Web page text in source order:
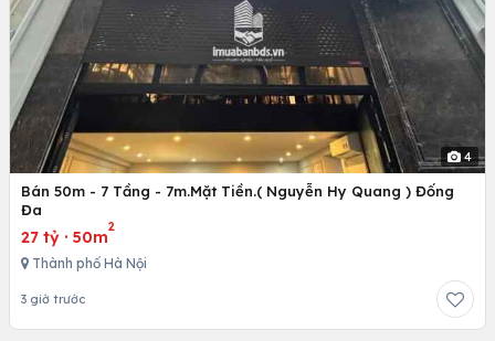
4
Bán 50m - 7 Tầng - 7m.Mặt Tiền.( Nguyễn Hy Quang ) Đống
Đa
27 tỷ · 50m
2
Thành phố Hà Nội
3 giờ trước